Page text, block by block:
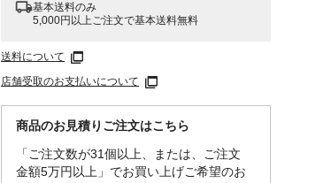
基本送料のみ
5,000円以上ご注文で基本送料無料
送料について
店舗受取のお支払いについて
商品のお見積りご注文はこちら
「ご注文数が31個以上、または、ご注文
金額5万円以上」でお買い上げご希望のお